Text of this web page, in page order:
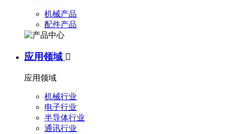
机械产品
配件产品
应用领域 
应用领域
机械行业
电子行业
半导体行业
通讯行业